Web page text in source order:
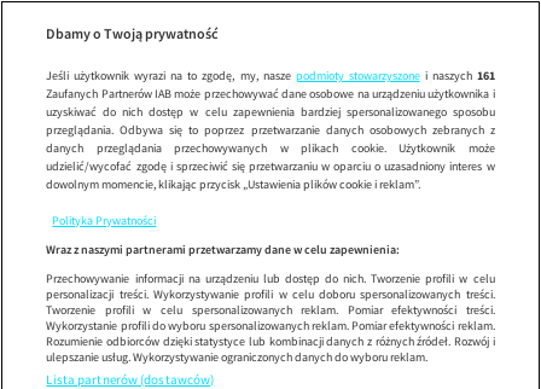
Wypróbuj aplikację mobilną
Korzystaj z łatwiejszej nawigacji i ciesz się szybszym
Dbamy o Twoją prywatność
Jeśli użytkownik wyrazi na to zgodę, my, nasze podmioty stowarzyszonei naszych 161
Zaufanych Partnerów IAB może przechowywać dane osobowe na urządzeniu użytkownika i
uzyskiwać do nich dostęp w celu zapewnienia bardziej spersonalizowanego sposobu
przeglądania. Odbywa się to poprzez przetwarzanie danych osobowych zebranych z
danych przeglądania przechowywanych w plikach cookie. Użytkownik może
udzielić/wycofać zgodę i sprzeciwić się przetwarzaniu w oparciu o uzasadniony interes w
dowolnym momencie, klikając przycisk „Ustawienia plików cookie i reklam”.
Polityka Prywatności
Wraz z naszymi partnerami przetwarzamy dane w celu zapewnienia:
Przechowywanie informacji na urządzeniu lub dostęp do nich. Tworzenie profili w celu
personalizacji treści. Wykorzystywanie profili w celu doboru spersonalizowanych treści.
Tworzenie profili w celu spersonalizowanych reklam. Pomiar efektywności treści.
Wykorzystanie profili do wyboru spersonalizowanych reklam. Pomiar efektywności reklam.
Rozumienie odbiorców dzięki statystyce lub kombinacji danych z różnych źródeł. Rozwój i
ulepszanie usług. Wykorzystywanie ograniczonych danych do wyboru reklam.
Lista partnerów (dostawców)